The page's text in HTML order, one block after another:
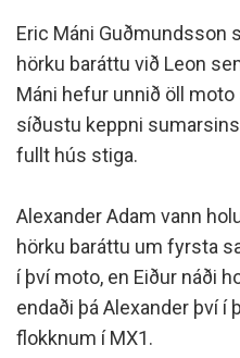
Eric Máni Guðmundsson
hörku baráttu við Leon
Máni hefur unnið öll
síðustu keppni
fullt hús stiga.
Alexander Adam vann
hörku baráttu um fyrsta
í því moto, en Eiður náði
endaði þá Alexander því
flokknum í MX1.